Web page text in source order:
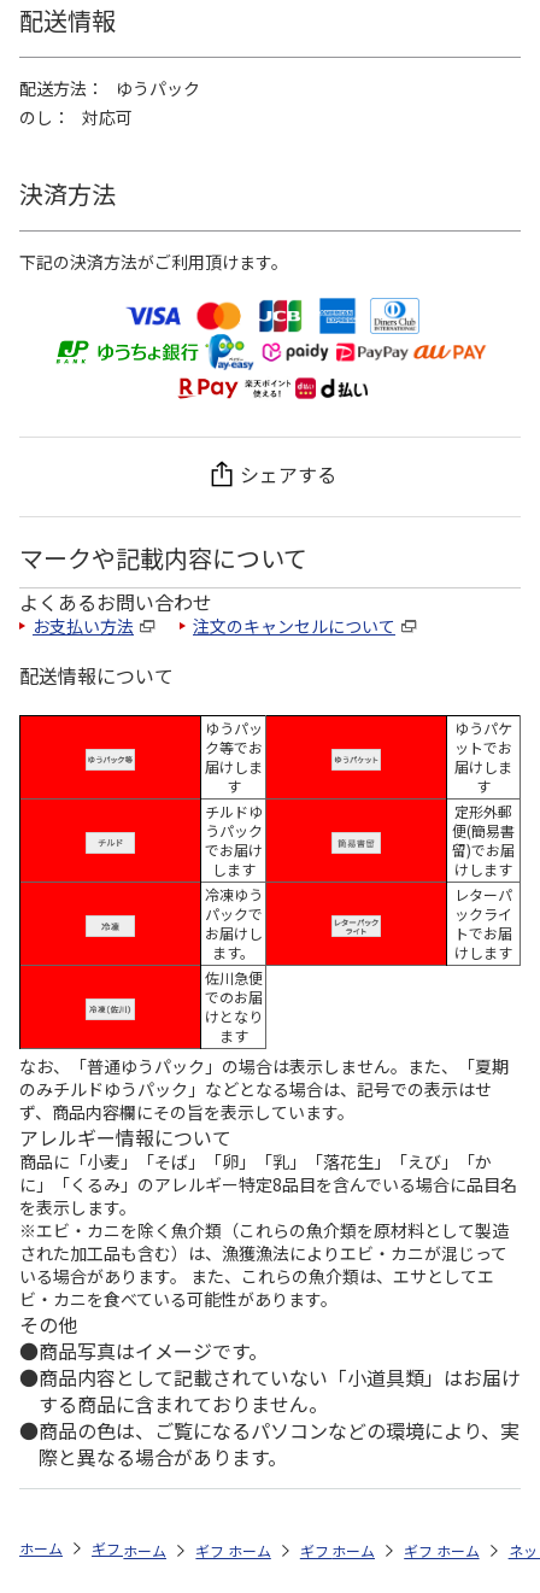
配送情報
配送方法
ゆうパック
のし
対応可
決済方法
下記の決済方法がご利用頂けます。
シェアする
マークや記載内容について
よくあるお問い合わせ
お支払い方法 注文のキャンセルについて
配送情報について
ゆうパッ
ク等でお
届けしま
す
ゆうパケ
ットでお
届けしま
す
チルドゆ
うパック
でお届け
します
定形外郵
便(簡易書
留)でお届
けします
冷凍ゆう
パックで
お届けし
ます。
レターパ
ックライ
トでお届
けします
佐川急便
でのお届
けとなり
ます
なお、「普通ゆうパック」の場合は表示しません。また、「夏期
のみチルドゆうパック」などとなる場合は、記号での表示はせ
ず、商品内容欄にその旨を表示しています。
アレルギー情報について
商品に「小麦」「そば」「卵」「乳」「落花生」「えび」「か
に」「くるみ」のアレルギー特定8品目を含んでいる場合に品目名
を表示します。
※エビ・カニを除く魚介類（これらの魚介類を原材料として製造
された加工品も含む）は、漁獲漁法によりエビ・カニが混じって
いる場合があります。 また、これらの魚介類は、エサとしてエ
ビ・カニを食べている可能性があります。
その他
商品写真はイメージです。
商品内容として記載されていない「小道具類」はお届け
する商品に含まれておりません。
商品の色は、ご覧になるパソコンなどの環境により、実
際と異なる場合があります。
ホーム ギフトストア お中元・夏ギフト特集 2026 贈る相手から探す
ホーム ギフトストア お中元・夏ギフト特集 2026
ホーム ギフトストア お中元・夏ギフト
ホーム ギフトストア お
ホーム ネ